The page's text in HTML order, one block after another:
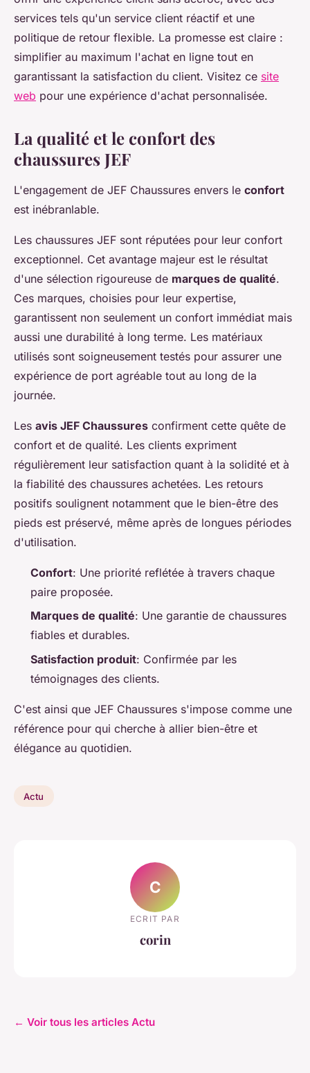
services tels qu'un service client réactif et une
politique de retour flexible. La promesse est claire :
simplifier au maximum l'achat en ligne tout en
garantissant la satisfaction du client. Visitez ce site
web pour une expérience d'achat personnalisée.
La qualité et le confort des
chaussures JEF
L'engagement de JEF Chaussures envers le confort
est inébranlable.
Les chaussures JEF sont réputées pour leur confort
exceptionnel. Cet avantage majeur est le résultat
d'une sélection rigoureuse de marques de qualité.
Ces marques, choisies pour leur expertise,
garantissent non seulement un confort immédiat mais
aussi une durabilité à long terme. Les matériaux
utilisés sont soigneusement testés pour assurer une
expérience de port agréable tout au long de la
journée.
Les avis JEF Chaussures confirment cette quête de
confort et de qualité. Les clients expriment
régulièrement leur satisfaction quant à la solidité et à
la fiabilité des chaussures achetées. Les retours
positifs soulignent notamment que le bien-être des
pieds est préservé, même après de longues périodes
d'utilisation.
Confort: Une priorité reflétée à travers chaque
paire proposée.
Marques de qualité: Une garantie de chaussures
fiables et durables.
Satisfaction produit: Confirmée par les
témoignages des clients.
C'est ainsi que JEF Chaussures s'impose comme une
référence pour qui cherche à allier bien-être et
élégance au quotidien.
Actu
C
ECRIT PAR
corin
← Voir tous les articles Actu